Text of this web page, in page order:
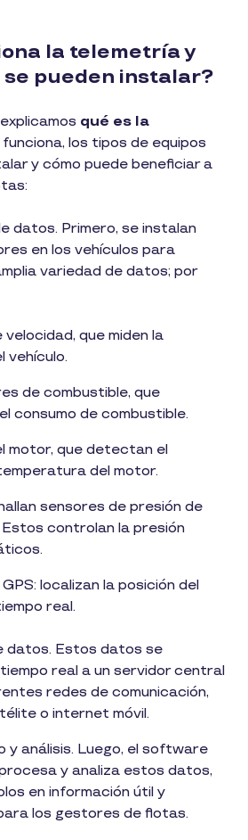
la telemetría y
pueden instalar?
qué es la
funciona, los tipos de equipos
y cómo puede beneficiar a
datos. Primero, se instalan
en los vehículos para
variedad de datos; por
que miden la
vehículo.
de combustible, que
consumo de combustible.
motor, que detectan el
del motor.
sensores de presión de
controlan la presión
localizan la posición del
real.
datos. Estos datos se
real a un servidor central
redes de comunicación,
o internet móvil.
y análisis. Luego, el software
y analiza estos datos,
en información útil y
los gestores de flotas.